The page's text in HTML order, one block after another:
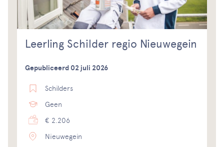
Leerling Schilder regio Nieuwegein
Gepubliceerd 02 juli 2026
Schilders
Geen
€ 2.206
Nieuwegein